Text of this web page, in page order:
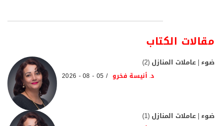
مقالات الكتاب
ضوء | عاملات المنازل (2)
د. أنيسة فخرو 05 - 08 - 2026
ضوء | عاملات المنازل (1)